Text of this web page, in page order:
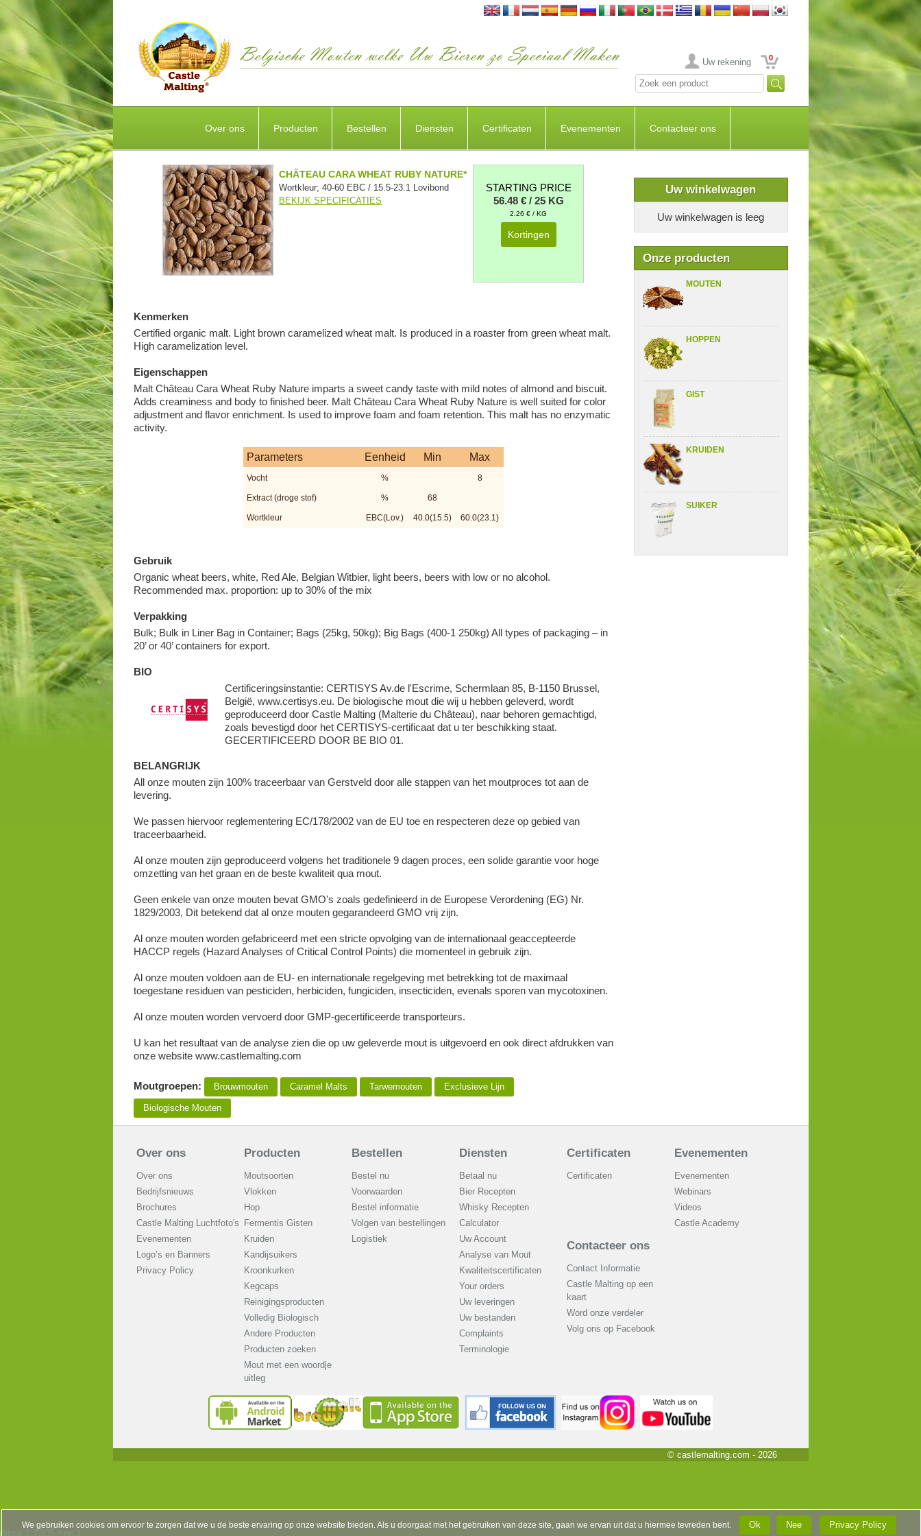
Uw rekening 0
Over ons Producten Bestellen Diensten Certificaten Evenementen Contacteer ons
Uw winkelwagen
Uw winkelwagen is leeg
Onze producten
MOUTEN
HOPPEN
GIST
KRUIDEN
SUIKER
CHÂTEAU CARA WHEAT RUBY NATURE*
Wortkleur; 40-60 EBC / 15.5-23.1 Lovibond
BEKIJK SPECIFICATIES
STARTING PRICE
56.48 € / 25 KG
2.26 € / KG
Kortingen
Kenmerken
Certified organic malt. Light brown caramelized wheat malt. Is produced in a roaster from green wheat malt.
High caramelization level.
Eigenschappen
Malt Château Cara Wheat Ruby Nature imparts a sweet candy taste with mild notes of almond and biscuit.
Adds creaminess and body to finished beer. Malt Château Cara Wheat Ruby Nature is well suited for color
adjustment and flavor enrichment. Is used to improve foam and foam retention. This malt has no enzymatic
activity.
Parameters Eenheid Min Max
Vocht % 8
Extract (droge stof) % 68
Wortkleur EBC(Lov.) 40.0(15.5) 60.0(23.1)
Gebruik
Organic wheat beers, white, Red Ale, Belgian Witbier, light beers, beers with low or no alcohol.
Recommended max. proportion: up to 30% of the mix
Verpakking
Bulk; Bulk in Liner Bag in Container; Bags (25kg, 50kg); Big Bags (400-1 250kg) All types of packaging – in
20’ or 40’ containers for export.
BIO
Certificeringsinstantie: CERTISYS Av.de l'Escrime, Schermlaan 85, B-1150 Brussel,
België, www.certisys.eu. De biologische mout die wij u hebben geleverd, wordt
geproduceerd door Castle Malting (Malterie du Château), naar behoren gemachtigd,
zoals bevestigd door het CERTISYS-certificaat dat u ter beschikking staat.
GECERTIFICEERD DOOR BE BIO 01.
BELANGRIJK
All onze mouten zijn 100% traceerbaar van Gerstveld door alle stappen van het moutproces tot aan de
levering.
We passen hiervoor reglementering EC/178/2002 van de EU toe en respecteren deze op gebied van
traceerbaarheid.
Al onze mouten zijn geproduceerd volgens het traditionele 9 dagen proces, een solide garantie voor hoge
omzetting van het graan en de beste kwaliteit qua mout.
Geen enkele van onze mouten bevat GMO's zoals gedefinieerd in de Europese Verordening (EG) Nr.
1829/2003, Dit betekend dat al onze mouten gegarandeerd GMO vrij zijn.
Al onze mouten worden gefabriceerd met een stricte opvolging van de internationaal geaccepteerde
HACCP regels (Hazard Analyses of Critical Control Points) die momenteel in gebruik zijn.
Al onze mouten voldoen aan de EU- en internationale regelgeving met betrekking tot de maximaal
toegestane residuen van pesticiden, herbiciden, fungiciden, insecticiden, evenals sporen van mycotoxinen.
Al onze mouten worden vervoerd door GMP-gecertificeerde transporteurs.
U kan het resultaat van de analyse zien die op uw geleverde mout is uitgevoerd en ook direct afdrukken van
onze website www.castlemalting.com
Moutgroepen: Brouwmouten Caramel Malts Tarwemouten Exclusieve Lijn
Biologische Mouten
Over ons
Over ons
Bedrijfsnieuws
Brochures
Castle Malting Luchtfoto's
Evenementen
Logo’s en Banners
Privacy Policy
Producten
Moutsoorten
Vlokken
Hop
Fermentis Gisten
Kruiden
Kandijsuikers
Kroonkurken
Kegcaps
Reinigingsproducten
Volledig Biologisch
Andere Producten
Producten zoeken
Mout met een woordje
uitleg
Bestellen
Bestel nu
Voorwaarden
Bestel informatie
Volgen van bestellingen
Logistiek
Diensten
Betaal nu
Bier Recepten
Whisky Recepten
Calculator
Uw Account
Analyse van Mout
Kwaliteitscertificaten
Your orders
Uw leveringen
Uw bestanden
Complaints
Terminologie
Certificaten
Certificaten
Evenementen
Evenementen
Webinars
Videos
Castle Academy
Contacteer ons
Contact Informatie
Castle Malting op een
kaart
Word onze verdeler
Volg ons op Facebook
© castlemalting.com - 2026
We gebruiken cookies om ervoor te zorgen dat we u de beste ervaring op onze website bieden. Als u doorgaat met het gebruiken van deze site, gaan we ervan uit dat u hiermee tevreden bent. Ok Nee Privacy Policy
(libra 1.7305 sec.)